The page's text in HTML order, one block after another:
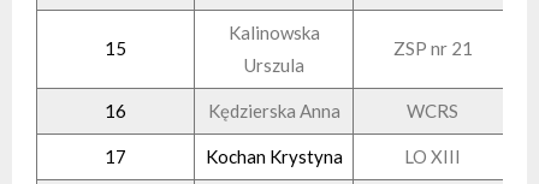
15
Kalinowska
Urszula
ZSP nr 21
16 Kędzierska Anna WCRS
17 Kochan Krystyna LO XIII